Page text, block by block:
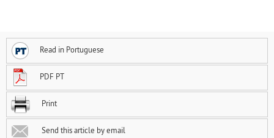
Read in Portuguese
PDF PT
Print
Send this article by email